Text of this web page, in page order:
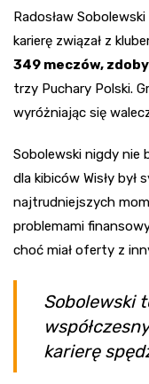
Radosław
karierę związał z
349 meczów,
trzy Puchary Polski.
wyróżniając się
Sobolewski nigdy nie
dla kibiców Wisły był
najtrudniejszych
problemami
choć miał oferty z
Sobolewski
karierę